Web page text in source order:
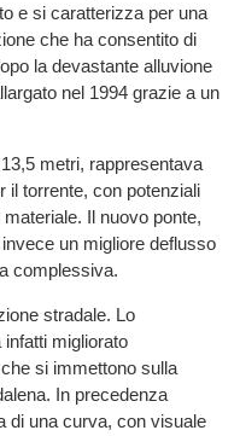
e si caratterizza per una
che ha consentito di
la devastante alluvione
nel 1994 grazie a un
metri, rappresentava
il torrente, con potenziali
Il nuovo ponte,
un migliore deflusso
complessiva.
stradale. Lo
infatti migliorato
si immettono sulla
In precedenza
di una curva, con visuale